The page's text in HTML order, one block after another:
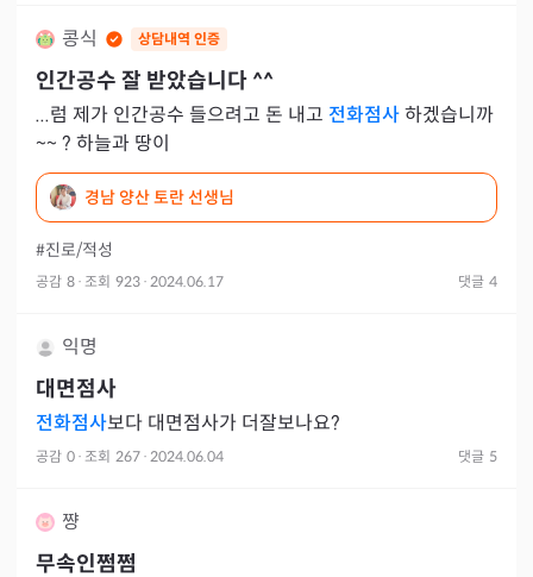
콩식 상담내역 인증
인간공수 잘 받았습니다 ^^
...럼 제가 인간공수 들으려고 돈 내고 전화점사하겠습니까
~~ ? 하늘과 땅이
경남 양산 토란 선생님
#진로/적성
공감 8 · 조회 923 · 2024.06.17 댓글 4
익명
대면점사
전화점사보다 대면점사가 더잘보나요?
공감 0 · 조회 267 · 2024.06.04 댓글 5
쨩
무속인쩜쩜